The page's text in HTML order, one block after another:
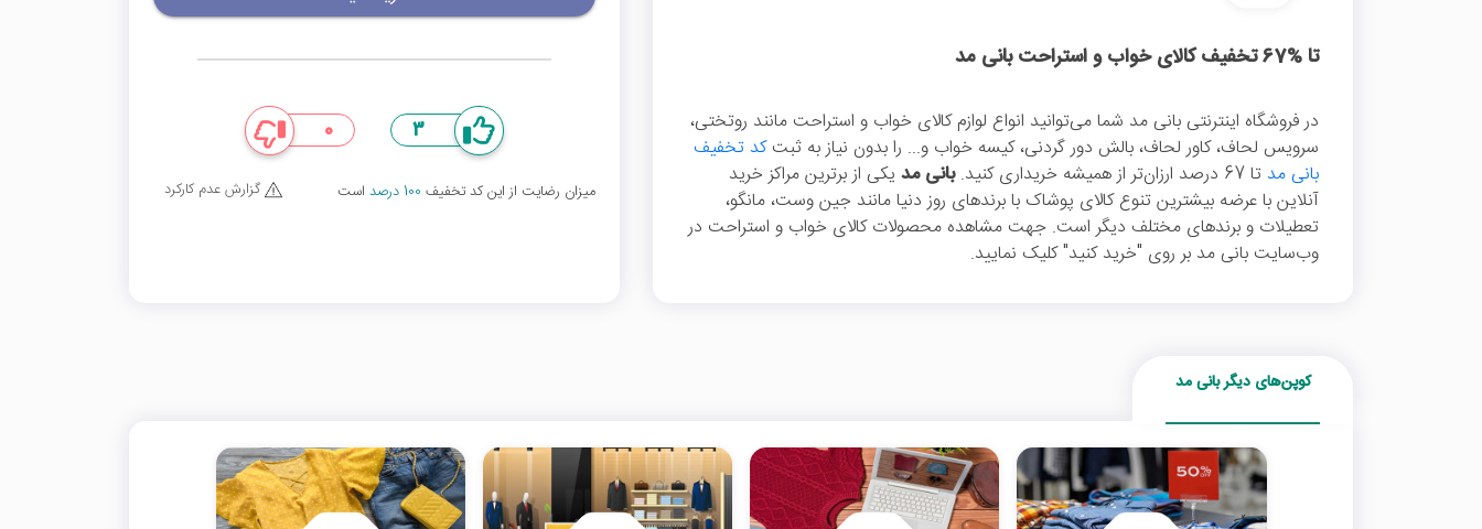
تا %67 تخفیف کالای خواب و استراحت بانی مد
در فروشگاه اینترنتی بانی مد شما می‌توانید انواع لوازم کالای خواب و استراحت مانند روتختی،
سرویس لحاف، کاور لحاف، بالش دور گردنی، کیسه خواب و... را بدون نیاز به ثبتکد تخفیف
بانی مدتا 67 درصد ارزان‌تر از همیشه خریداری کنید. بانی مد یکی از برترین مراکز خرید
آنلاین با عرضه بیشترین تنوع کالای پوشاک با برندهای روز دنیا مانند جین وست، مانگو،
تعطیلات و برندهای مختلف دیگر است. جهت مشاهده محصولات کالای خواب و استراحت در
وب‌سایت بانی مد بر روی "خرید کنید" کلیک نمایید.
3
0
میزان رضایت از این کد تخفیف 100 درصد است گزارش عدم کارکرد
کوپن‌های دیگر بانی مد